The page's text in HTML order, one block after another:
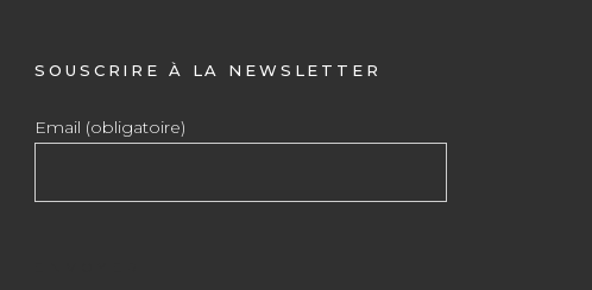
SOUSCRIRE À LA NEWSLETTER
Email (obligatoire)